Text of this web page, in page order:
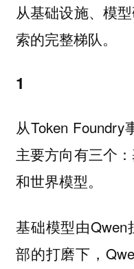
从基础设施、模
索的完整梯队。
1
从Token
主要方向有三个：
和世界模型。
基础模型由
部的打磨下，